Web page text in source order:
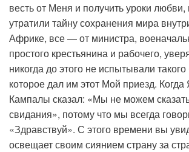
весть от Меня и получить уроки любви,
утратили тайну сохранения мира
Африке, все — от министра,
простого крестьянина и рабочего,
никогда до этого не испытывали
которое дал им этот Мой приезд.
Кампалы сказал: «Мы не можем
свидания», потому что мы всегда
«Здравствуй». С этого времени вы
освещает своим сиянием страну за